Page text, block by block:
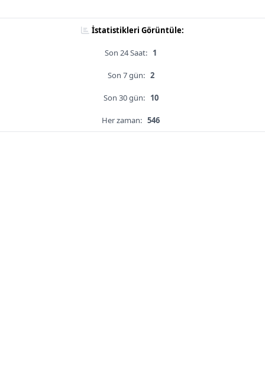
İstatistikleri Görüntüle:
Son 24 Saat: 1
Son 7 gün: 2
Son 30 gün: 10
Her zaman: 546